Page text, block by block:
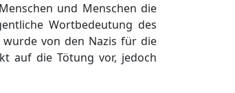
und Menschen die
Wortbedeutung des
wurde von den Nazis für die
auf die Tötung vor, jedoch